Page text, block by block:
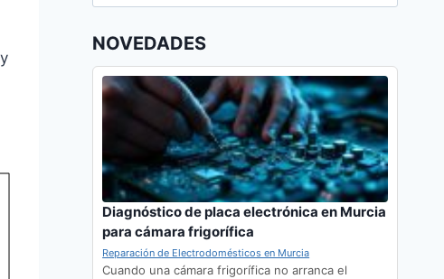
NOVEDADES
Diagnóstico de placa electrónica en Murcia
para cámara frigorífica
Reparación de Electrodomésticos en Murcia
Cuando una cámara frigorífica no arranca el